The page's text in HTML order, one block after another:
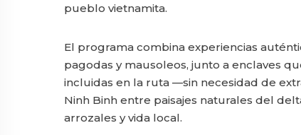
pueblo vietnamita.
El programa combina experiencias
pagodas y mausoleos, junto a enclaves
incluidas en la ruta —sin necesidad de
Ninh Binh entre paisajes naturales del
arrozales y vida local.